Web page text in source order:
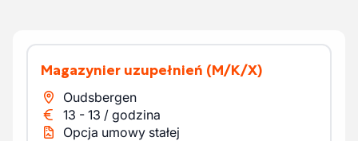
Magazynier uzupełnień (M/K/X)
Oudsbergen
13 - 13 / godzina
Opcja umowy stałej